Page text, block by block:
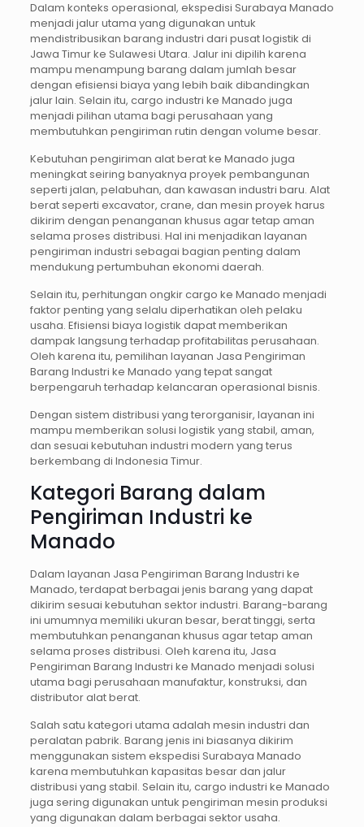
Dalam konteks operasional, ekspedisi Surabaya Manado
menjadi jalur utama yang digunakan untuk
mendistribusikan barang industri dari pusat logistik di
Jawa Timur ke Sulawesi Utara. Jalur ini dipilih karena
mampu menampung barang dalam jumlah besar
dengan efisiensi biaya yang lebih baik dibandingkan
jalur lain. Selain itu, cargo industri ke Manado juga
menjadi pilihan utama bagi perusahaan yang
membutuhkan pengiriman rutin dengan volume besar.
Kebutuhan pengiriman alat berat ke Manado juga
meningkat seiring banyaknya proyek pembangunan
seperti jalan, pelabuhan, dan kawasan industri baru. Alat
berat seperti excavator, crane, dan mesin proyek harus
dikirim dengan penanganan khusus agar tetap aman
selama proses distribusi. Hal ini menjadikan layanan
pengiriman industri sebagai bagian penting dalam
mendukung pertumbuhan ekonomi daerah.
Selain itu, perhitungan ongkir cargo ke Manado menjadi
faktor penting yang selalu diperhatikan oleh pelaku
usaha. Efisiensi biaya logistik dapat memberikan
dampak langsung terhadap profitabilitas perusahaan.
Oleh karena itu, pemilihan layanan Jasa Pengiriman
Barang Industri ke Manado yang tepat sangat
berpengaruh terhadap kelancaran operasional bisnis.
Dengan sistem distribusi yang terorganisir, layanan ini
mampu memberikan solusi logistik yang stabil, aman,
dan sesuai kebutuhan industri modern yang terus
berkembang di Indonesia Timur.
Kategori Barang dalam
Pengiriman Industri ke
Manado
Dalam layanan Jasa Pengiriman Barang Industri ke
Manado, terdapat berbagai jenis barang yang dapat
dikirim sesuai kebutuhan sektor industri. Barang-barang
ini umumnya memiliki ukuran besar, berat tinggi, serta
membutuhkan penanganan khusus agar tetap aman
selama proses distribusi. Oleh karena itu, Jasa
Pengiriman Barang Industri ke Manado menjadi solusi
utama bagi perusahaan manufaktur, konstruksi, dan
distributor alat berat.
Salah satu kategori utama adalah mesin industri dan
peralatan pabrik. Barang jenis ini biasanya dikirim
menggunakan sistem ekspedisi Surabaya Manado
karena membutuhkan kapasitas besar dan jalur
distribusi yang stabil. Selain itu, cargo industri ke Manado
juga sering digunakan untuk pengiriman mesin produksi
yang digunakan dalam berbagai sektor usaha.